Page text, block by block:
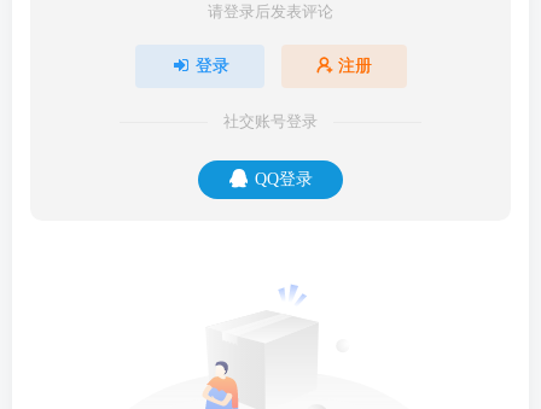
请登录后发表评论
登录 注册
社交账号登录
QQ登录